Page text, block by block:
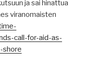
ja sai hinattua
viranomaisten
call-for-aid-as-
shore